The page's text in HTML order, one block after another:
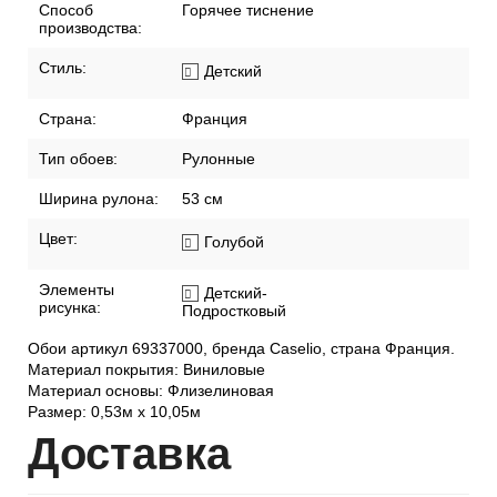
Способ
производства:
Горячее тиснение
Стиль: Детский
Страна: Франция
Тип обоев: Рулонные
Ширина рулона: 53 см
Цвет: Голубой
Элементы
рисунка:
Детский-
Подростковый
Обои артикул 69337000, бренда Caselio, страна Франция.
Материал покрытия: Виниловые
Материал основы: Флизелиновая
Размер: 0,53м x 10,05м
Доставка